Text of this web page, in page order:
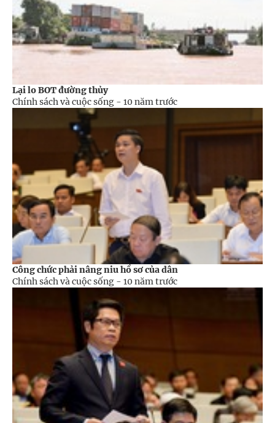
Lại lo BOT đường thủy
Chính sách và cuộc sống - 10 năm trước
Công chức phải nâng niu hồ sơ của dân
Chính sách và cuộc sống - 10 năm trước